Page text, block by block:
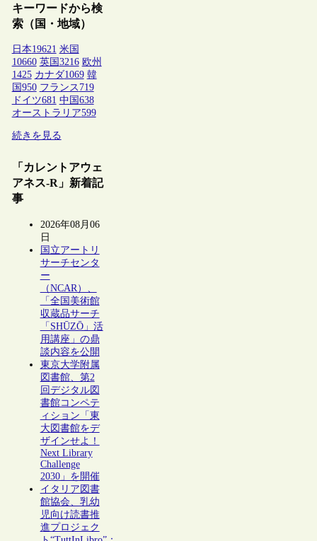
キーワードから検
索（国・地域）
日本19621 米国
10660 英国 3216 欧州
1425 カナダ1069 韓
国 950 フランス 719
ドイツ681 中国 638
オーストラリア599
続きを見る
「カレントアウェ
アネス-R」新着記
事
2026年08月06
日
国立アートリ
サーチセンタ
ー
（NCAR）、
「全国美術館
収蔵品サーチ
「SHŪZŌ」活
用講座」の鼎
談内容を公開
東京大学附属
図書館、第2
回デジタル図
書館コンペテ
ィション「東
大図書館をデ
ザインせよ！
Next Library
Challenge
2030」を開催
イタリア図書
館協会、乳幼
児向け読書推
進プロジェク